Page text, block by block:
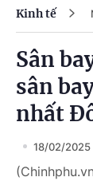
Kinh tế
Sân
sân
nhất
18/02/2025